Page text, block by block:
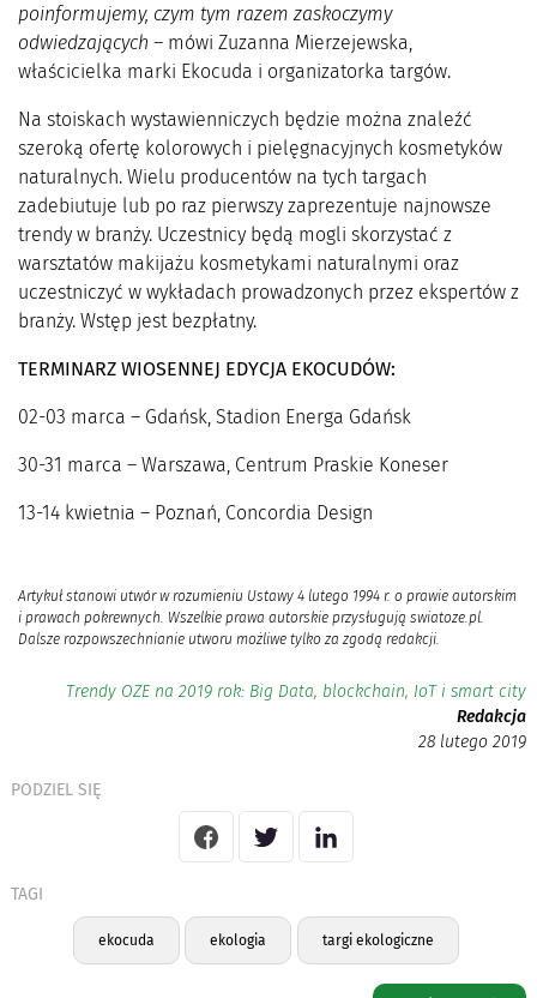
poinformujemy, czym tym razem zaskoczymy
odwiedzających – mówi Zuzanna Mierzejewska,
właścicielka marki Ekocuda i organizatorka targów.
Na stoiskach wystawienniczych będzie można znaleźć
szeroką ofertę kolorowych i pielęgnacyjnych kosmetyków
naturalnych. Wielu producentów na tych targach
zadebiutuje lub po raz pierwszy zaprezentuje najnowsze
trendy w branży. Uczestnicy będą mogli skorzystać z
warsztatów makijażu kosmetykami naturalnymi oraz
uczestniczyć w wykładach prowadzonych przez ekspertów z
branży. Wstęp jest bezpłatny.
TERMINARZ WIOSENNEJ EDYCJA EKOCUDÓW:
02-03 marca – Gdańsk, Stadion Energa Gdańsk
30-31 marca – Warszawa, Centrum Praskie Koneser
13-14 kwietnia – Poznań, Concordia Design
Artykuł stanowi utwór w rozumieniu Ustawy 4 lutego 1994 r. o prawie autorskim
i prawach pokrewnych. Wszelkie prawa autorskie przysługują swiatoze.pl.
Dalsze rozpowszechnianie utworu możliwe tylko za zgodą redakcji.
Trendy OZE na 2019 rok: Big Data, blockchain, IoT i smart city
Redakcja
28 lutego 2019
PODZIEL SIĘ
TAGI
ekocuda ekologia targi ekologiczne